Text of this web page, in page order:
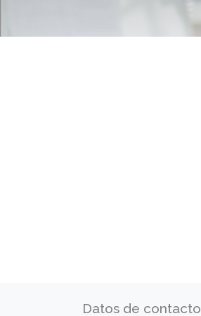
Datos de contacto